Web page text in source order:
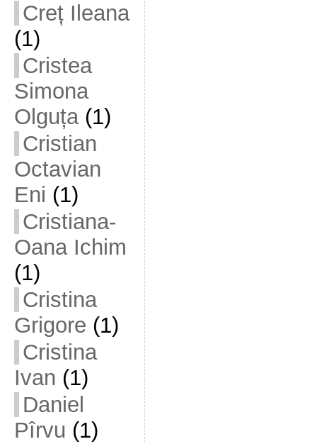
Creț Ileana
(1)
Cristea
Simona
Olguța(1)
Cristian
Octavian
Eni (1)
Cristiana-
Oana Ichim
(1)
Cristina
Grigore (1)
Cristina
Ivan (1)
Daniel
Pîrvu (1)